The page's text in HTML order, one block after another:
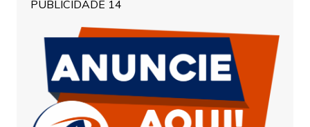
PUBLICIDADE 14